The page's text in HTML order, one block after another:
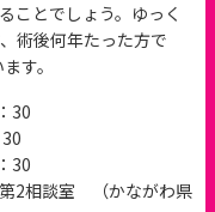
ことでしょう。ゆっく
術後何年たった方で
す。
30
30
2相談室 （かながわ県